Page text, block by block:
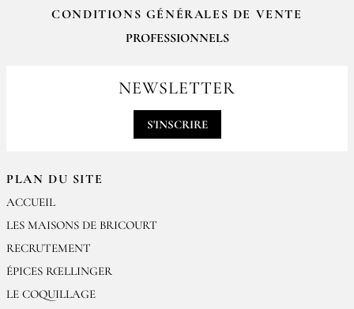
PLAN DU SITE
ACCUEIL
LES MAISONS DE BRICOURT
RECRUTEMENT
ÉPICES RŒLLINGER
LE COQUILLAGE
CONDITIONS GÉNÉRALES DE VENTE
PROFESSIONNELS
contact@epices-roellinger.comNEWSLETTER
S'INSCRIRE